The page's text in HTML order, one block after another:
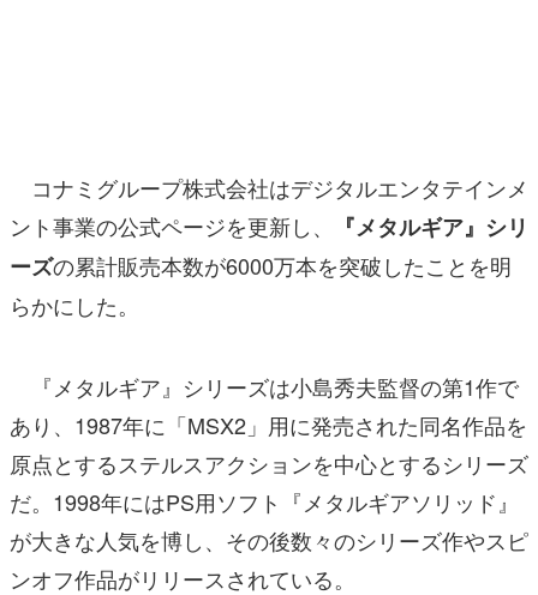
アプリレビュー
その他
電ファミニコゲーマーとは？
コナミグループ株式会社はデジタルエンタテインメ
ント事業の公式ページを更新し、
『メタルギア』シリ
ーズの累計販売本数が6000万本を突破したことを明
らかにした。
『メタルギア』シリーズは小島秀夫監督の第1作で
あり、1987年に「MSX2」用に発売された同名作品を
原点とするステルスアクションを中心とするシリーズ
だ。1998年にはPS用ソフト『メタルギアソリッド』
が大きな人気を博し、その後数々のシリーズ作やスピ
ンオフ作品がリリースされている。